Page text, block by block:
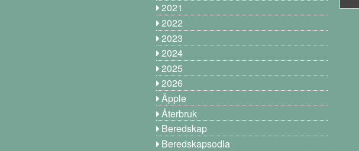
2021
2022
2023
2024
2025
2026
Äpple
Återbruk
Beredskap
Beredskapsodla